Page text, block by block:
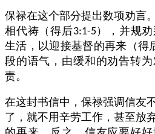
保禄在这个部分提出数项劝言
相代祷（得后3:1-5 ），并规
生活，以迎接基督的再来（得
段的语气，由缓和的劝告转
责。
在这封书信中，保禄强调信友
了，就不用辛劳工作，甚至放